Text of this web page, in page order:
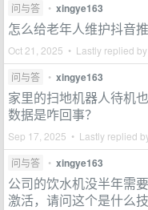
问与答 • xingye163
怎么给老年人维护抖音
Oct 21, 2025 • Lastly replied by
问与答 • xingye163
家里的扫地机器人待机
数据是咋回事？
Sep 17, 2025 • Lastly replied
问与答 • xingye163
公司的饮水机没半年需
激活，请问这个是什么